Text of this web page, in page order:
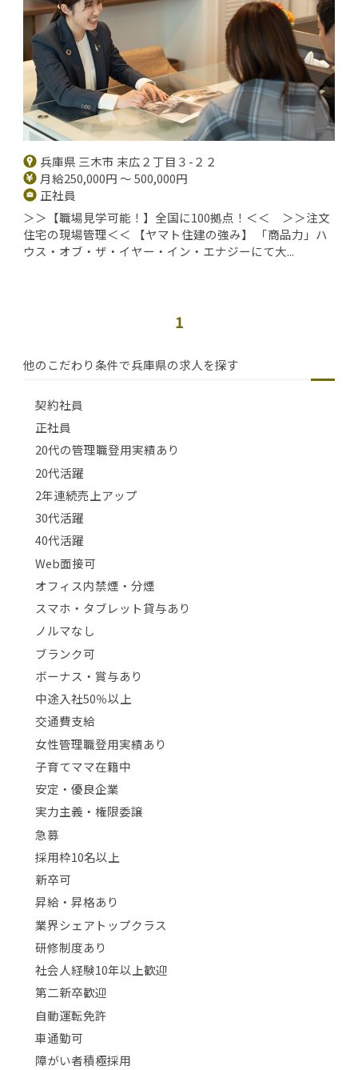
兵庫県 三木市 末広２丁目３-２２
月給250,000円 ～ 500,000円
正社員
＞＞【職場見学可能！】全国に100拠点！＜＜ ＞＞注文
住宅の現場管理＜＜ 【ヤマト住建の強み】 「商品力」ハ
ウス・オブ・ザ・イヤー・イン・エナジーにて大...
1
他のこだわり条件で兵庫県の求人を探す
契約社員
正社員
20代の管理職登用実績あり
20代活躍
2年連続売上アップ
30代活躍
40代活躍
Web面接可
オフィス内禁煙・分煙
スマホ・タブレット貸与あり
ノルマなし
ブランク可
ボーナス・賞与あり
中途入社50％以上
交通費支給
女性管理職登用実績あり
子育てママ在籍中
安定・優良企業
実力主義・権限委譲
急募
採用枠10名以上
新卒可
昇給・昇格あり
業界シェアトップクラス
研修制度あり
社会人経験10年以上歓迎
第二新卒歓迎
自動運転免許
車通勤可
障がい者積極採用